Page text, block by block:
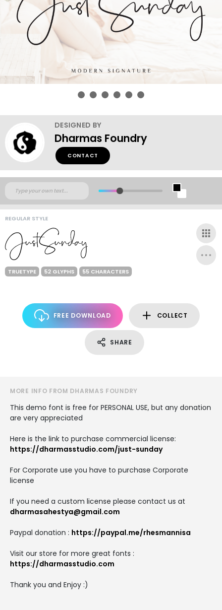
DESIGNED BY
Dharmas Foundry
CONTACT
REGULAR STYLE
TRUETYPE 52 GLYPHS 55 CHARACTERS
FREE DOWNLOAD COLLECT
SHARE
MORE INFO FROM DHARMAS FOUNDRY
This demo font is free for PERSONAL USE, but any donation
are very appreciated
Here is the link to purchase commercial license:
https://dharmasstudio.com/just-sunday
For Corporate use you have to purchase Corporate
license
If you need a custom license please contact us at
dharmasahestya@gmail.com
Paypal donation : https://paypal.me/rhesmannisa
Visit our store for more great fonts :
https://dharmasstudio.com
Thank you and Enjoy :)